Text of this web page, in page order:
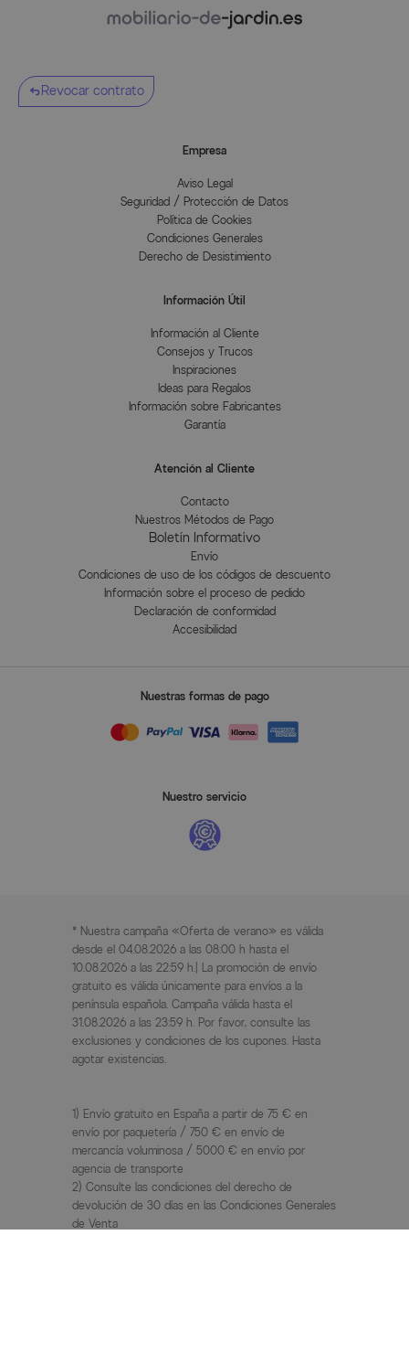
Revocar contrato
Empresa
Aviso Legal
Seguridad / Protección de Datos
Política de Cookies
Condiciones Generales
Derecho de Desistimiento
Información Útil
Información al Cliente
Consejos y Trucos
Inspiraciones
Ideas para Regalos
Información sobre Fabricantes
Garantía
Atención al Cliente
Contacto
Nuestros Métodos de Pago
Boletín Informativo
Envío
Condiciones de uso de los códigos de descuento
Información sobre el proceso de pedido
Declaración de conformidad
Accesibilidad
Nuestras formas de pago
Nuestro servicio
* Nuestra campaña «Oferta de verano» es válida
desde el 04.08.2026 a las 08:00 h hasta el
10.08.2026 a las 22:59 h.| La promoción de envío
gratuito es válida únicamente para envíos a la
península española. Campaña válida hasta el
31.08.2026 a las 23:59 h. Por favor, consulte las
exclusiones y condiciones de los cupones. Hasta
agotar existencias.
1) Envío gratuito en España a partir de 75 € en
envío por paquetería / 750 € en envío de
mercancía voluminosa / 5000 € en envío por
agencia de transporte
2) Consulte las condiciones del derecho de
devolución de 30 días en las Condiciones Generales
de Venta